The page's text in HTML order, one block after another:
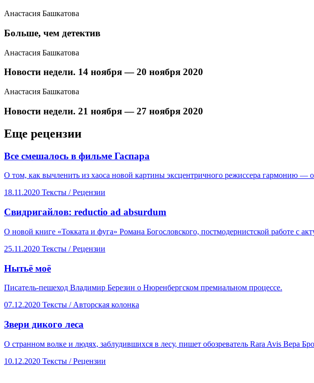
Анастасия Башкатова
Больше, чем детектив
Анастасия Башкатова
​Новости недели. 14 ноября — 20 ноября 2020
Анастасия Башкатова
​Новости недели. 21 ноября — 27 ноября 2020
Еще рецензии
Все смешалось в фильме Гаспара
О том, как вычленить из хаоса новой картины эксцентричного режиссера гармонию —
18.11.2020 Тексты /Рецензии
​Свидригайлов: reductio ad absurdum
О новой книге «Токката и фуга» Романа Богословского, постмодернистской работе с
25.11.2020 Тексты /Рецензии
Нытьё моё
Писатель-пешеход Владимир Березин о Нюренбергском премиальном процессе.
07.12.2020 Тексты / Авторская колонка
​Звери дикого леса
О странном волке и людях, заблудившихся в лесу, пишет обозреватель Rara Avis Вера
10.12.2020 Тексты /Рецензии